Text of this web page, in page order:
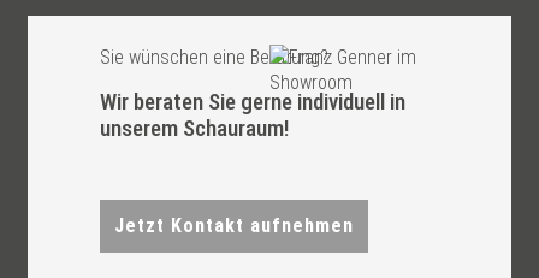
Sie wünschen eine Beratung?
Wir beraten Sie gerne individuell in
unserem Schauraum!
Jetzt Kontakt aufnehmen